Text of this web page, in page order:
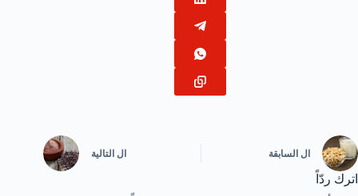
ال السابقة ال التالية
اترك ردّاً